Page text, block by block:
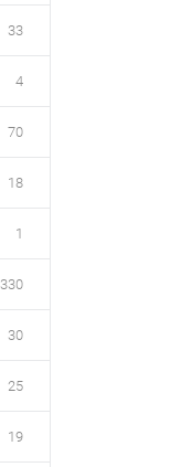
33
4
70
18
1
330
30
25
19